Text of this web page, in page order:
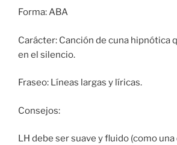
Forma: ABA
Carácter: Canción de cuna hipnótica
en el silencio.
Fraseo: Líneas largas y líricas.
Consejos:
LH debe ser suave y fluido (como una